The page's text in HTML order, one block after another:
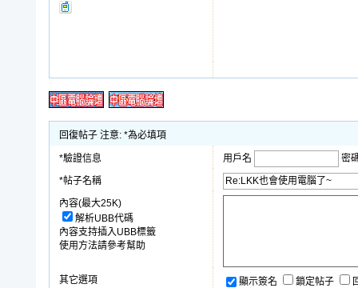
回復帖子 注意: *為必填項
*驗證信息 用戶名
密
*帖子名稱
內容(最大25K)
解析UBB代碼
內容支持插入UBB標籤
使用方法請參考幫助
其它選項 顯示簽名 鎖定帖子